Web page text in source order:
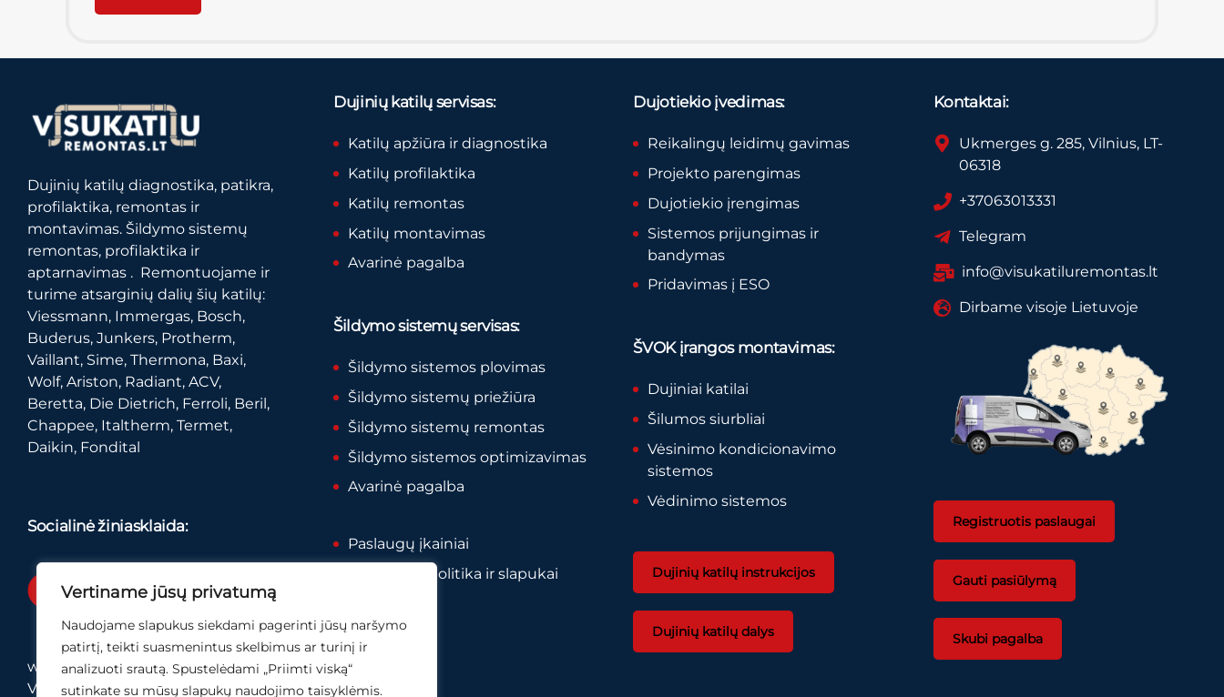
Vertiname jūsų privatumą
Naudojame slapukus siekdami pagerinti jūsų naršymo
patirtį, teikti suasmenintus skelbimus ar turinį ir
analizuoti srautą. Spustelėdami „Priimti viską“
sutinkate su mūsų slapukų naudojimo taisyklėmis.
Dujinių katilų diagnostika, patikra,
profilaktika, remontas ir
montavimas. Šildymo sistemų
remontas, profilaktika ir
aptarnavimas . Remontuojame ir
turime atsarginių dalių šių katilų:
Viessmann, Immergas, Bosch,
Buderus, Junkers, Protherm,
Vaillant, Sime, Thermona, Baxi,
Wolf, Ariston, Radiant, ACV,
Beretta, Die Dietrich, Ferroli, Beril,
Chappee, Italtherm, Termet,
Daikin, Fondital
Socialinė žiniasklaida:
www.visukatiluremontas.lt
Visos teisės saugomos.
Dujinių katilų servisas:
Katilų apžiūra ir diagnostika
Katilų profilaktika
Katilų remontas
Katilų montavimas
Avarinė pagalba
Šildymo sistemų servisas:
Šildymo sistemos plovimas
Šildymo sistemų priežiūra
Šildymo sistemų remontas
Šildymo sistemos optimizavimas
Avarinė pagalba
Paslaugų įkainiai
Privatumo politika ir slapukai
Dujotiekio įvedimas:
Reikalingų leidimų gavimas
Projekto parengimas
Dujotiekio įrengimas
Sistemos prijungimas ir
bandymas
Pridavimas į ESO
ŠVOK įrangos montavimas:
Dujiniai katilai
Šilumos siurbliai
Vėsinimo kondicionavimo
sistemos
Vėdinimo sistemos
Dujinių katilų instrukcijos
Dujinių katilų dalys
Kontaktai:
Ukmerges g. 285, Vilnius, LT-
06318
+37063013331
Telegram
info@visukatiluremontas.lt
Dirbame visoje Lietuvoje
Registruotis paslaugai
Gauti pasiūlymą
Skubi pagalba